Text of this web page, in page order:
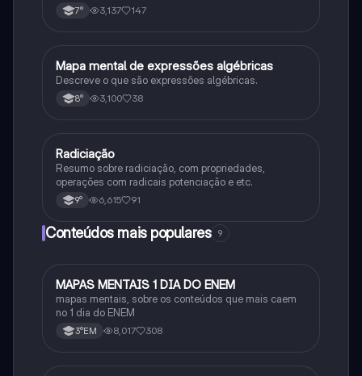
7° 3,137 147
Matematica
Mapa mental de expressões algébricas
Descreve o que são expressões algébricas.
8° 3,100 38
Matematica
Radiciação
Resumo sobre radiciação, com propriedades,
operações com radicais potenciação e etc.
9° 6,615 91
Conteúdos mais populares 9
Português
MAPAS MENTAIS 1 DIA DO ENEM
mapas mentais, sobre os conteúdos que mais caem
no 1 dia do ENEM
3°EM 8,017 308